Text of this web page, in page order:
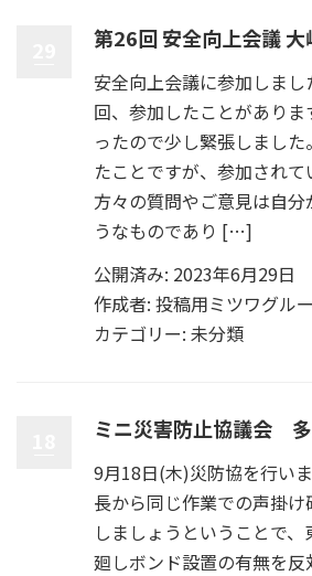
第26回 安全向上会議
安全向上会議に参加しま
回、参加したことがあり
ったので少し緊張しまし
たことですが、参加され
方々の質問やご意見は自
うなものであり […]
公開済み: 2023年6月29日
作成者: 投稿用ミツワグル
カテゴリー: 未分類
ミニ災害防止協議会
9月18日(木)災防協を行い
長から同じ作業での声掛
しましょうということで
廻しボンド設置の有無を